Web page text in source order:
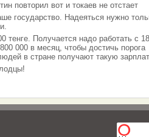
повторил вот и токаев не отстает
государство. Надеяться нужно
тенге. Получается надо работать с
000 в месяц, чтобы достичь порога
в стране получают такую